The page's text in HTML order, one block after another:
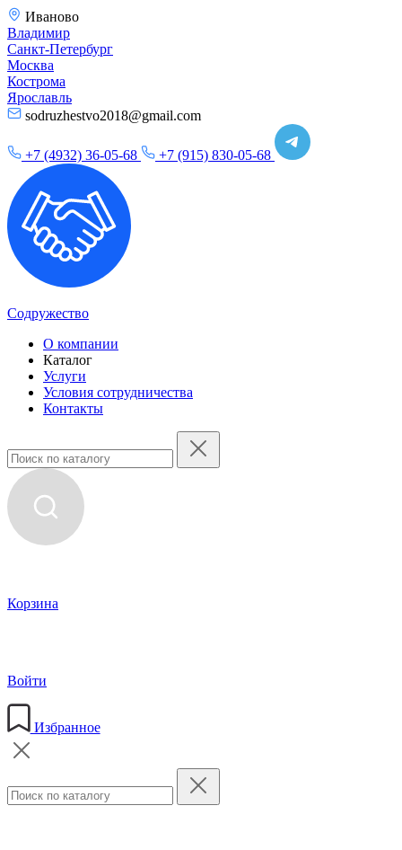
Иваново
Владимир
Санкт-Петербург
Москва
Кострома
Ярославль
sodruzhestvo2018@gmail.com
+7 (4932) 36-05-68 +7 (915) 830-05-68
Содружество
О компании
Каталог
Услуги
Условия сотрудничества
Контакты
Корзина
Войти
Избранное